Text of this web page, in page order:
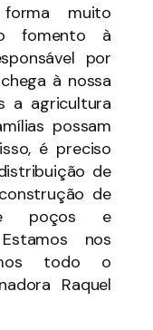
muito
fomento à
por
à nossa
a agricultura
possam
é preciso
de
de
poços e
nos
todo o
Raquel